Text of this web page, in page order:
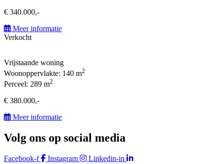
€ 340.000,-
Meer informatie
Verkocht
Vrijstaande woning
Woonoppervlakte: 140 m2
Perceel: 289 m2
€ 380.000,-
Meer informatie
Volg ons op social media
Facebook-f Instagram Linkedin-in